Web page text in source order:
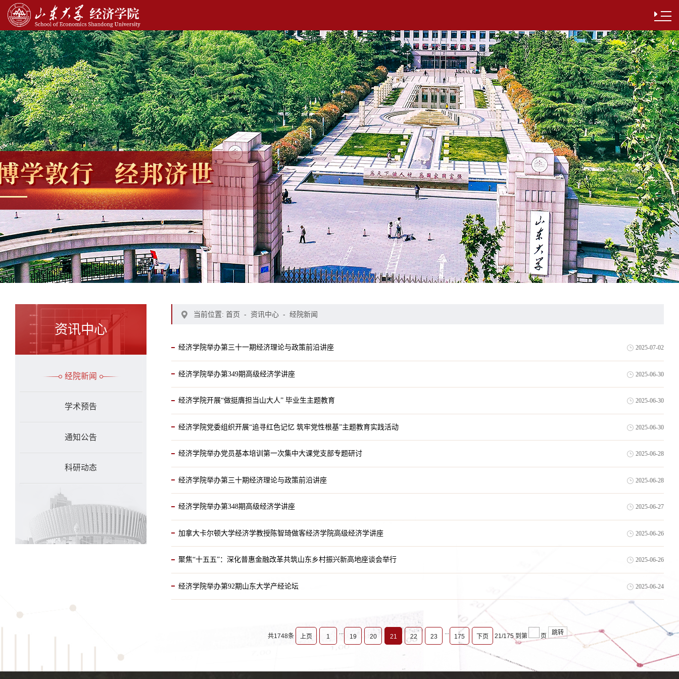
资讯中心
经院新闻
学术预告
通知公告
科研动态
当前位置: 首页 - 资讯中心 - 经院新闻
经济学院举办第三十一期经济理论与政策前沿讲座 2025-07-02
经济学院举办第349期高级经济学讲座 2025-06-30
经济学院开展“做挺膺担当山大人” 毕业生主题教育 2025-06-30
经济学院党委组织开展“追寻红色记忆 筑牢党性根基”主题教育实践活动 2025-06-30
经济学院举办党员基本培训第一次集中大课党支部专题研讨 2025-06-28
经济学院举办第三十期经济理论与政策前沿讲座 2025-06-28
经济学院举办第348期高级经济学讲座 2025-06-27
加拿大卡尔顿大学经济学教授陈智琦做客经济学院高级经济学讲座 2025-06-26
聚焦“十五五”：深化普惠金融改革共筑山东乡村振兴新高地座谈会举行 2025-06-26
经济学院举办第92期山东大学产经论坛 2025-06-24
共1748条 上页 1 19 20 21 22 23 175 下页 21/175 到第 页
跳转